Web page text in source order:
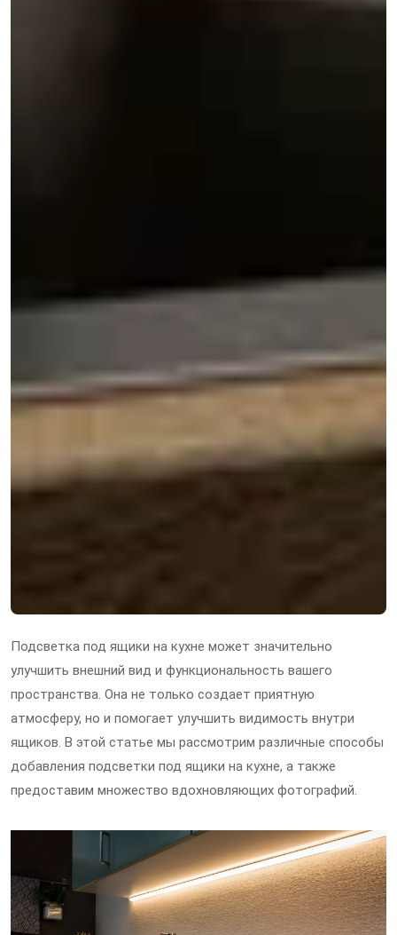
Подсветка под ящики на кухне может значительно
улучшить внешний вид и функциональность вашего
пространства. Она не только создает приятную
атмосферу, но и помогает улучшить видимость внутри
ящиков. В этой статье мы рассмотрим различные способы
добавления подсветки под ящики на кухне, а также
предоставим множество вдохновляющих фотографий.